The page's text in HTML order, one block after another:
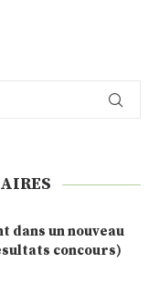
dans un nouveau
concours)